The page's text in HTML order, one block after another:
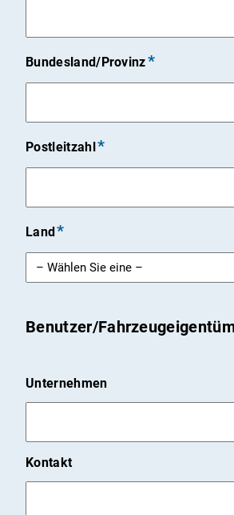
Bundesland/Provinz
Postleitzahl
Land
Benutzer/
Unternehmen
Kontakt